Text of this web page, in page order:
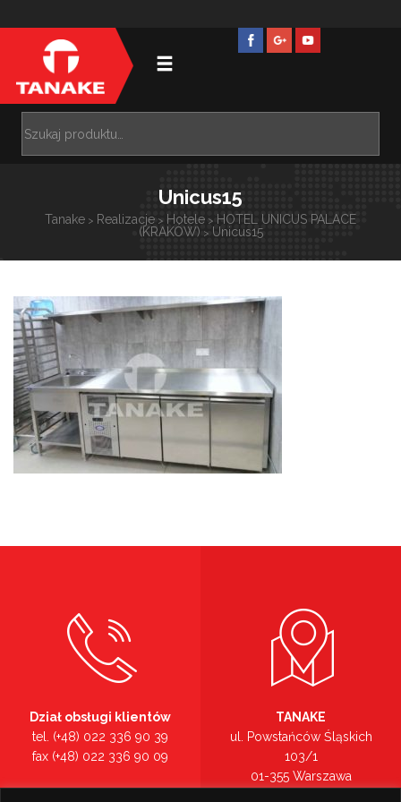
Unicus15
Tanake > Realizacje > Hotele > HOTEL UNICUS PALACE
(KRAKÓW) > Unicus15
Dział obsługi klientów
tel. (+48) 022 336 90 39
fax (+48) 022 336 90 09
TANAKE
ul. Powstańców Śląskich
103/1
01-355 Warszawa